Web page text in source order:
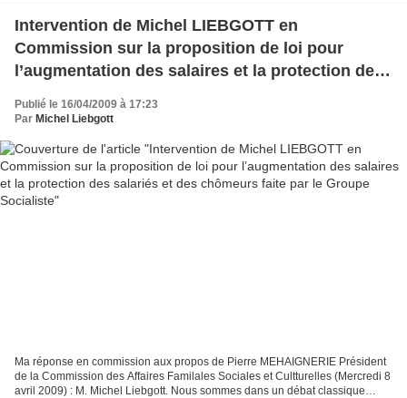
Intervention de Michel LIEBGOTT en
Commission sur la proposition de loi pour
l’augmentation des salaires et la protection des
salariés et des chômeurs faite par le Groupe
Socialiste
Publié le 16/04/2009 à 17:23
Par Michel Liebgott
Ma réponse en commission aux propos de Pierre MEHAIGNERIE Président
de la Commission des Affaires Familales Sociales et Cultturelles (Mercredi 8
avril 2009) : M. Michel Liebgott. Nous sommes dans un débat classique